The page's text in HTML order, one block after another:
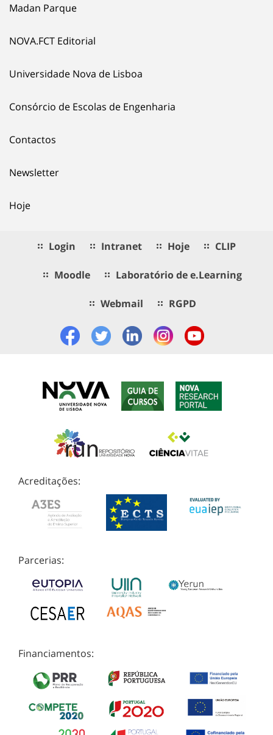
Madan Parque
NOVA.FCT Editorial
Universidade Nova de Lisboa
Consórcio de Escolas de Engenharia
Contactos
Newsletter
Hoje
Login Intranet Hoje CLIP
Moodle Laboratório de e.Learning
Webmail RGPD
Acreditações:
Parcerias:
Financiamentos: